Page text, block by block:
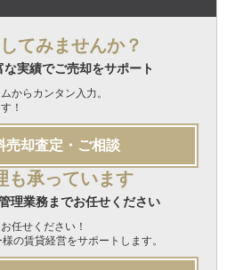
てみませんか？
実績でご売却をサポート
からカンタン入力。
！
売却査定・ご相談
も承っています
理業務までお任せください
任せください！
の賃貸経営をサポートします。